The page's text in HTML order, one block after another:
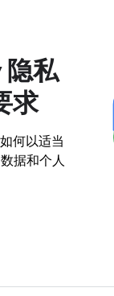
私
求
何以适当
据和个人